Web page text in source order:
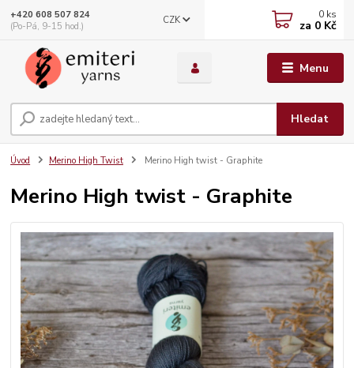
Menu
CZK
Hledat
+420 608 507 824
(Po-Pá, 9-15 hod.)
0 ks
za 0 Kč
Úvod Merino High Twist Merino High twist - Graphite
Merino High twist - Graphite